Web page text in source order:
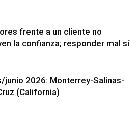
frente a un cliente no
la confianza; responder mal sí
junio 2026: Monterrey-Salinas-
(California)